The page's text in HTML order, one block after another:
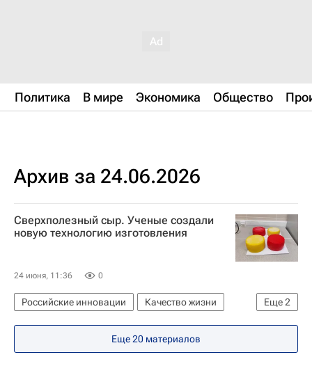
Политика В мире Экономика Общество
Архив за 24.06.2026
Сверхполезный сыр. Ученые создали
новую технологию изготовления
24 июня, 11:36 0
Еще2
Российские инновации
Качество жизни
Продовольственная безопасность
Северо-Кавказский федеральный университет
Еще 20 материалов